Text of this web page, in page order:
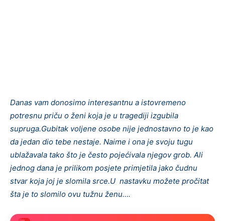
Danas vam donosimo interesantnu a istovremeno
potresnu priču o ženi koja je u tragediji izgubila
supruga.Gubitak voljene osobe nije jednostavno to je kao
da jedan dio tebe nestaje. Naime i ona je svoju tugu
ublažavala tako što je često pojećivala njegov grob. Ali
jednog dana je prilikom posjete primjetila jako čudnu
stvar koja joj je slomila srce.U nastavku možete pročitat
šta je to slomilo ovu tužnu ženu….